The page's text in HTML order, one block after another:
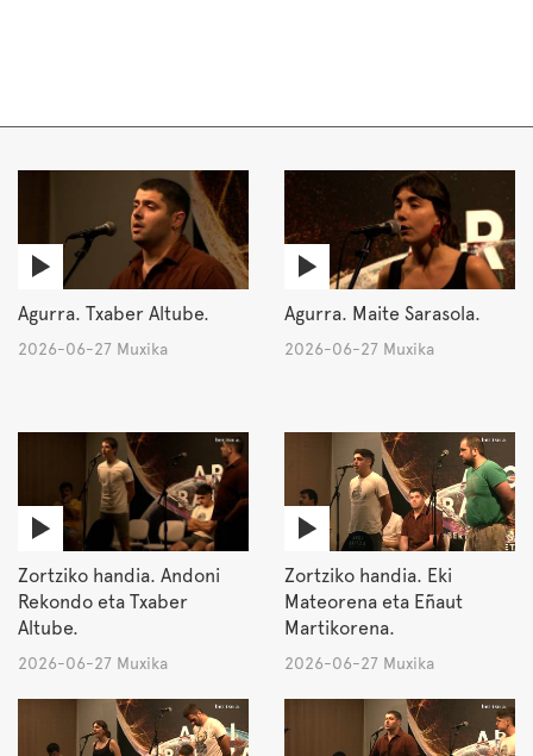
Agurra. Txaber Altube.
2026-06-27 Muxika
Agurra. Maite Sarasola.
2026-06-27 Muxika
Zortziko handia. Andoni
Rekondo eta Txaber
Altube.
2026-06-27 Muxika
Zortziko handia. Eki
Mateorena eta Eñaut
Martikorena.
2026-06-27 Muxika